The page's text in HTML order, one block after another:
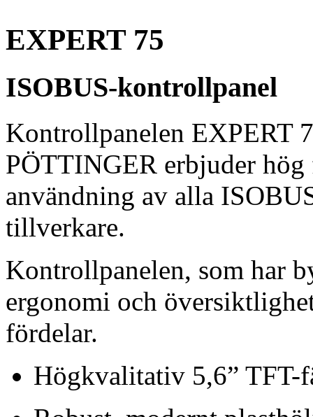
EXPERT 75
ISOBUS-kontrollpanel
Kontrollpanelen EXPERT
PÖTTINGER erbjuder
användning av alla
tillverkare.
Kontrollpanelen, som har
ergonomi och
fördelar.
Högkvalitativ 5,6” TFT-